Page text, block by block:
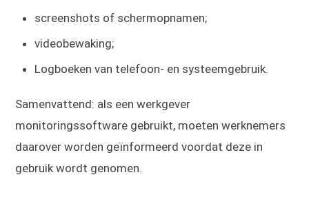
screenshots of schermopnamen;
videobewaking;
Logboeken van telefoon- en systeemgebruik.
Samenvattend: als een werkgever
monitoringssoftware gebruikt, moeten werknemers
daarover worden geïnformeerd voordat deze in
gebruik wordt genomen.